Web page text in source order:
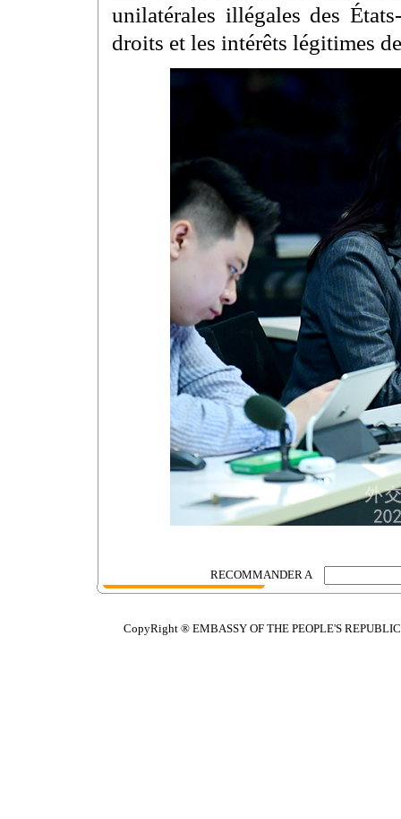
unilatérales illégales des
droits et les intérêts légitimes
RECOMMANDER A
CopyRight ® EMBASSY OF THE PEOPLE'S